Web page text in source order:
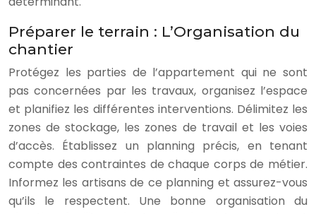
Préparer le terrain : L’Organisation du
chantier
Protégez les parties de l’appartement qui ne sont
pas concernées par les travaux, organisez l’espace
et planifiez les différentes interventions. Délimitez les
zones de stockage, les zones de travail et les voies
d’accès. Établissez un planning précis, en tenant
compte des contraintes de chaque corps de métier.
Informez les artisans de ce planning et assurez-vous
qu’ils le respectent. Une bonne organisation du